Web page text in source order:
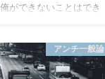
ができないことはでき
アンチ一般論